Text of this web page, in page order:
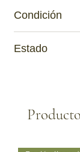
Condición
Estado